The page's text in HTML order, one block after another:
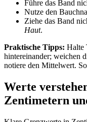
Führe das Band
Nutze den
Ziehe das Band
Haut.
Praktische Tipps: Halte
hintereinander; weichen
notiere den Mittelwert.
Werte
Zentimetern